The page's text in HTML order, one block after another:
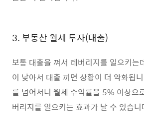
3. 부동산 월세 투자(대출)
보통 대출을 껴서 레버리지를 일으키는
이 낮아서 대출 끼면 상황이 더 악화됩
를 넘어서니 월세 수익률을 5% 이상으
버리지를 일으키는 효과가 날 수 있습니